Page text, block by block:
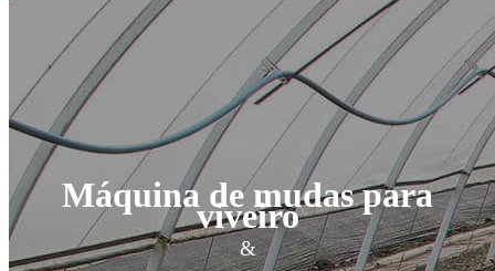
Máquina de mudas para
viveiro